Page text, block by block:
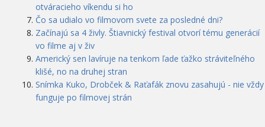
otváracieho víkendu si ho
Čo sa udialo vo filmovom svete za posledné dni?
Začínajú sa 4 živly. Štiavnický festival otvorí tému generácií
vo filme aj v živ
Americký sen lavíruje na tenkom ľade ťažko stráviteľného
klišé, no na druhej stran
Snímka Kuko, Drobček & Raťafák znovu zasahujú - nie vždy
funguje po filmovej strán